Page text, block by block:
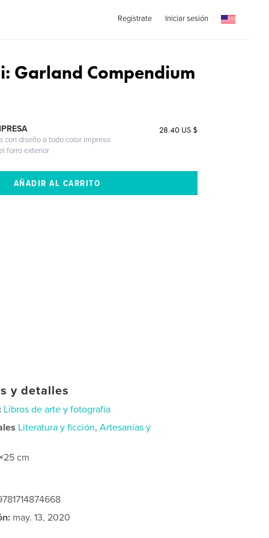
Regístrate Iniciar sesión
Garland Compendium
con diseño a todo color impreso
forro exterior
28.40 US $
y detalles
Libros de arte y fotografía
Literatura y ficción,Artesanías y
cm
may. 13, 2020